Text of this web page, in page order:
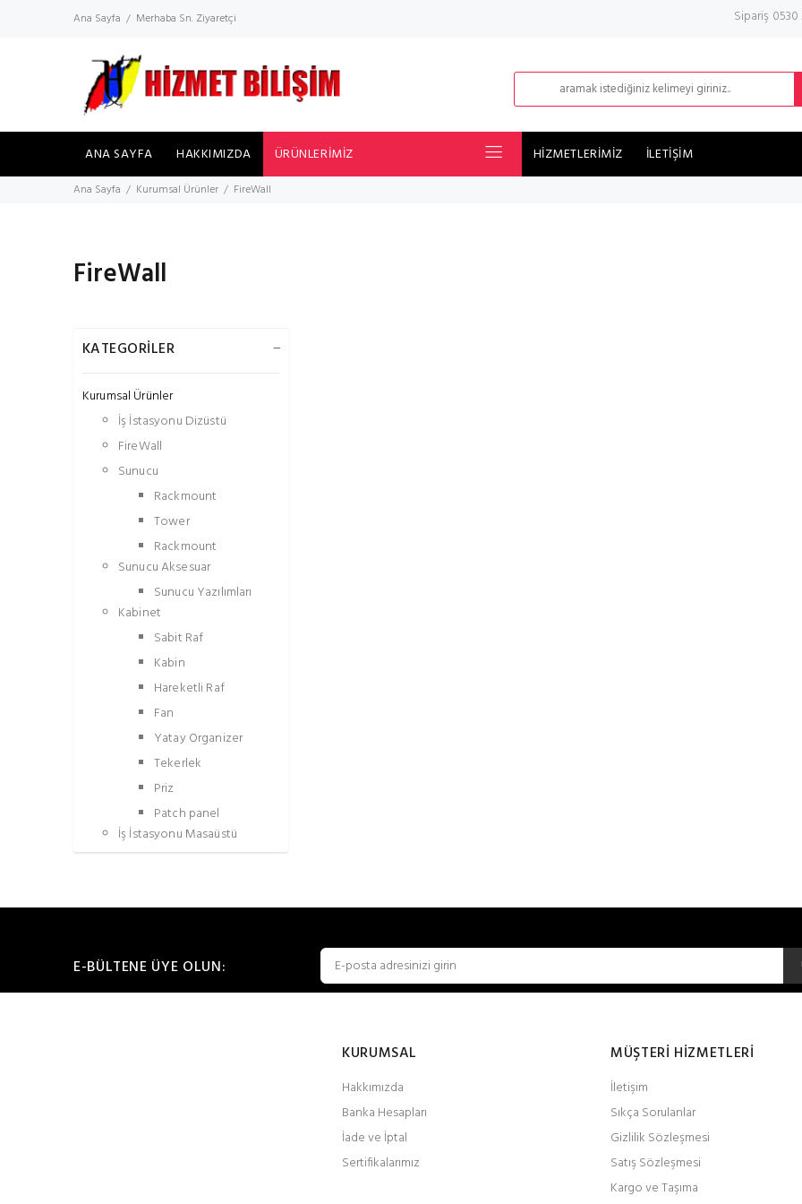
Ana Sayfa Merhaba Sn. Ziyaretçi Sipariş
ANA SAYFA HAKKIMIZDA ÜRÜNLERİMİZ HİZMETLERİMİZ İLETİŞİM
Ana Sayfa Kurumsal Ürünler FireWall
FireWall
KATEGORİLER
Kurumsal Ürünler
İş İstasyonu Dizüstü
FireWall
Sunucu
Rackmount
Tower
Rackmount
Sunucu Aksesuar
Sunucu Yazılımları
Kabinet
Sabit Raf
Kabin
Hareketli Raf
Fan
Yatay Organizer
Tekerlek
Priz
Patch panel
İş İstasyonu Masaüstü
E-BÜLTENE ÜYE OLUN:
KURUMSAL
Hakkımızda
Banka Hesapları
İade ve İptal
Sertifikalarımız
MÜŞTERİ HİZMETLERİ
İletişim
Sıkça Sorulanlar
Gizlilik Sözleşmesi
Satış Sözleşmesi
Kargo ve Taşıma